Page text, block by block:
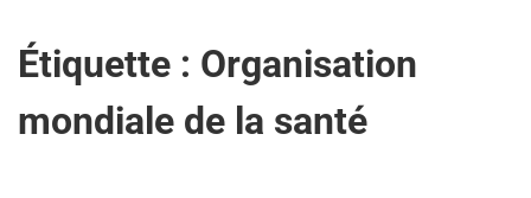
Étiquette : Organisation
mondiale de la santé